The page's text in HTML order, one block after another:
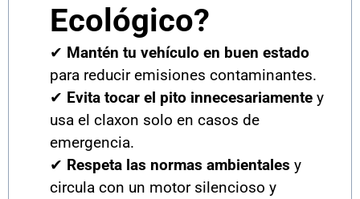
Ecológico?
✔ Mantén tu vehículo en buen estado
para reducir emisiones contaminantes.
✔ Evita tocar el pito innecesariamente y
usa el claxon solo en casos de
emergencia.
✔ Respeta las normas ambientales y
circula con un motor silencioso y